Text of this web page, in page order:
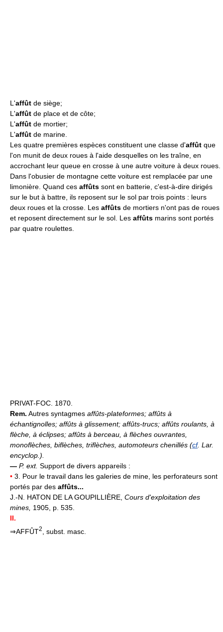
L'affût de siège;
L'affût de place et de côte;
L'affût de mortier;
L'affût de marine.
Les quatre premières espèces constituent une classe d'affût que
l'on munit de deux roues à l'aide desquelles on les traîne, en
accrochant leur queue en crosse à une autre voiture à deux roues.
Dans l'obusier de montagne cette voiture est remplacée par une
limonière. Quand ces affûts sont en batterie, c'est-à-dire dirigés
sur le but à battre, ils reposent sur le sol par trois points : leurs
deux roues et la crosse. Les affûts de mortiers n'ont pas de roues
et reposent directement sur le sol. Les affûts marins sont portés
par quatre roulettes.
PRIVAT-FOC. 1870.
Rem. Autres syntagmes affûts-plateformes; affûts à
échantignolles; affûts à glissement; affûts-trucs; affûts roulants, à
flèche, à éclipses; affûts à berceau, à flèches ouvrantes,
monoflèches, biflèches, triflèches, automoteurs chenillés (cf. Lar.
encyclop.).
— P. ext. Support de divers appareils :
• 3. Pour le travail dans les galeries de mine, les perforateurs sont
portés par des affûts...
J.-N. HATON DE LA GOUPILLIÈRE, Cours d'exploitation des
mines, 1905, p. 535.
II.
⇒AFFÛT2 , subst. masc.